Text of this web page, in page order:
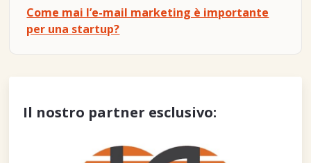
Come mai l’e-mail marketing è importante
per una startup?
Il nostro partner esclusivo: